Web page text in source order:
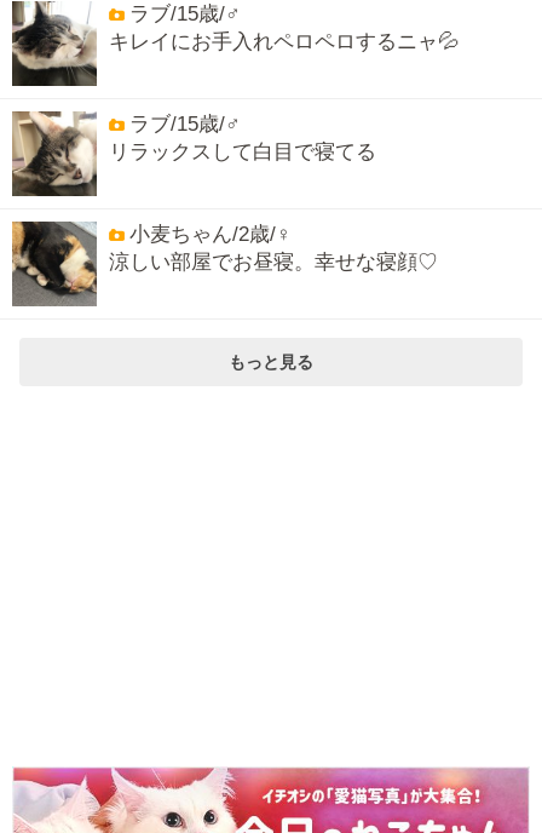
ラブ/15歳/♂
キレイにお手入れペロペロするニャ💦
ラブ/15歳/♂
リラックスして白目で寝てる
小麦ちゃん/2歳/♀
涼しい部屋でお昼寝。幸せな寝顔♡
もっと見る